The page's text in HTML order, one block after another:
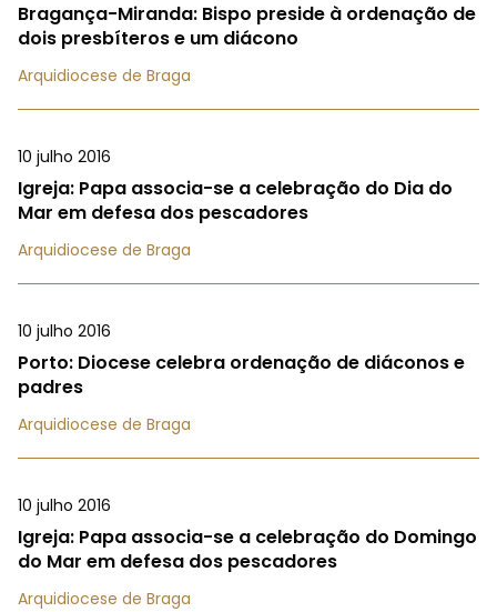
Bragança-Miranda: Bispo preside à ordenação de
dois presbíteros e um diácono
Arquidiocese de Braga
10 julho 2016
Igreja: Papa associa-se a celebração do Dia do
Mar em defesa dos pescadores
Arquidiocese de Braga
10 julho 2016
Porto: Diocese celebra ordenação de diáconos e
padres
Arquidiocese de Braga
10 julho 2016
Igreja: Papa associa-se a celebração do Domingo
do Mar em defesa dos pescadores
Arquidiocese de Braga